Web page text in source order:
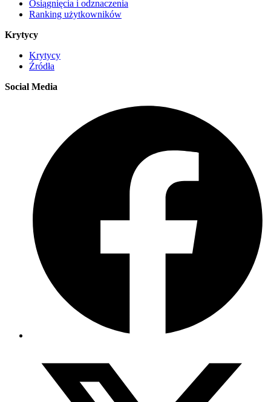
Osiągnięcia i odznaczenia
Ranking użytkowników
Krytycy
Krytycy
Źródła
Social Media